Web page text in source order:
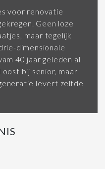
voor renovatie
Geen loze
maar tegelijk
dimensionale
40 jaar geleden al
oost bij senior, maar
levert zelfde